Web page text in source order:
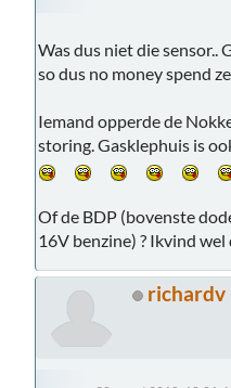
Was dus niet die sensor..
so dus no money spend
Iemand opperde de
storing. Gasklephuis is
Of de BDP (bovenste
16V benzine) ? Ikvind
richardv